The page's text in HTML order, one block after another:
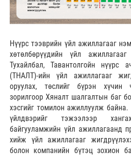
Нүүрс тээврийн үйл ажиллагааг
хөтөлбөрүүдийн үйл
Тухайлбал, Тавантолгойн нүүрс
(ТНАЛТ)-ийн үйл ажиллагааг
оруулах, төслийг бүрэн хүчин
зорилгоор Хяналт шалгалтын баг
хэсгийг томилон ажиллуулж
үйлдвэрийг тэжээлээр
байгууламжийн үйл ажиллагаанд
хийж үйл ажиллагааг
болон компанийн бүтэц зохион